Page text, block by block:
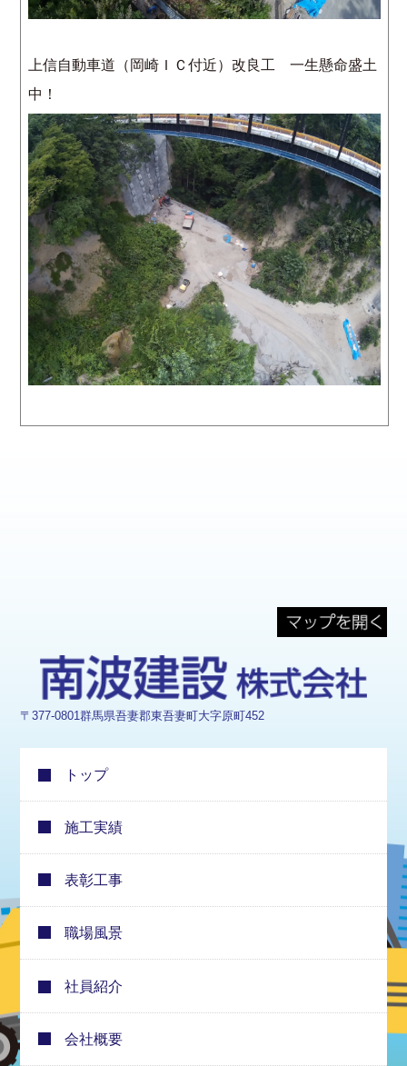
上信自動車道（岡崎ＩＣ付近）改良工 一生懸命盛土
中！
〒377-0801群馬県吾妻郡東吾妻町大字原町452
トップ
施工実績
表彰工事
職場風景
社員紹介
会社概要